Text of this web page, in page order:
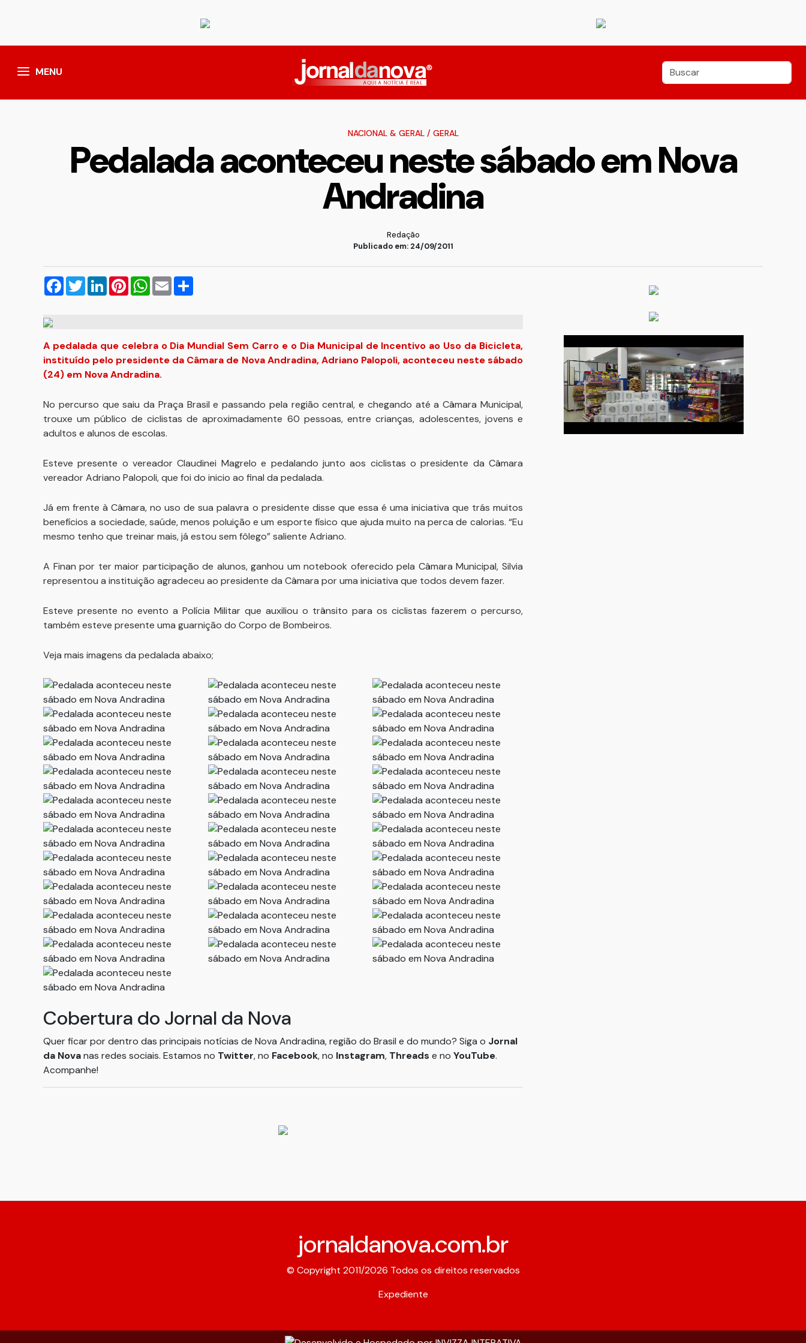
MENU
NACIONAL & GERAL/ GERAL
Pedalada aconteceu neste sábado em Nova
Andradina
Redação
Publicado em: 24/09/2011
Facebook
TwitterLinkedInPinterestWhatsApp
Email
A pedalada que celebra o Dia Mundial Sem Carro e o Dia Municipal de Incentivo ao Uso da Bicicleta,
instituído pelo presidente da Câmara de Nova Andradina, Adriano Palopoli, aconteceu neste sábado
(24) em Nova Andradina.
No percurso que saiu da Praça Brasil e passando pela região central, e chegando até a Câmara Municipal,
trouxe um público de ciclistas de aproximadamente 60 pessoas, entre crianças, adolescentes, jovens e
adultos e alunos de escolas.
Esteve presente o vereador Claudinei Magrelo e pedalando junto aos ciclistas o presidente da Câmara
vereador Adriano Palopoli, que foi do inicio ao final da pedalada.
Já em frente à Câmara, no uso de sua palavra o presidente disse que essa é uma iniciativa que trás muitos
benefícios a sociedade, saúde, menos poluição e um esporte físico que ajuda muito na perca de calorias. “Eu
mesmo tenho que treinar mais, já estou sem fôlego” saliente Adriano.
A Finan por ter maior participação de alunos, ganhou um notebook oferecido pela Câmara Municipal, Silvia
representou a instituição agradeceu ao presidente da Câmara por uma iniciativa que todos devem fazer.
Esteve presente no evento a Polícia Militar que auxiliou o trânsito para os ciclistas fazerem o percurso,
também esteve presente uma guarnição do Corpo de Bombeiros.
Veja mais imagens da pedalada abaixo;
Cobertura do Jornal da Nova
Quer ficar por dentro das principais notícias de Nova Andradina, região do Brasil e do mundo? Siga o Jornal
da Novanas redes sociais. Estamos no Twitter, no Facebook, no Instagram, Threads e no YouTube.
Acompanhe!
jornaldanova.com.br
© Copyright 2011/2026 Todos os direitos reservados
Expediente